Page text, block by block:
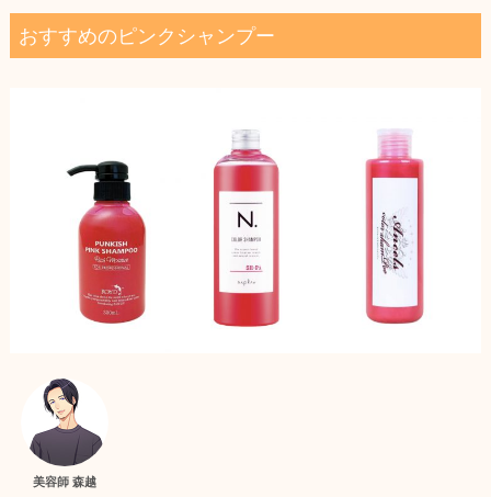
おすすめのピンクシャンプー
美容師 森越